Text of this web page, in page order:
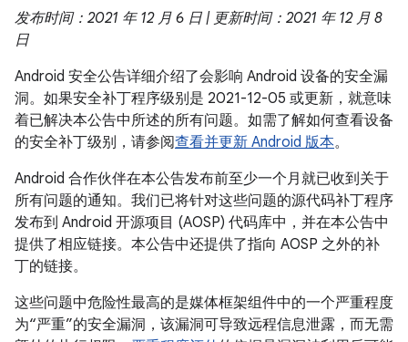
发布时间：2021 年 12 月 6 日 | 更新时间：2021 年 12 月 8
日
Android 安全公告详细介绍了会影响 Android 设备的安全漏
洞。如果安全补丁程序级别是 2021-12-05 或更新，就意味
着已解决本公告中所述的所有问题。如需了解如何查看设备
的安全补丁级别，请参阅查看并更新 Android 版本。
Android 合作伙伴在本公告发布前至少一个月就已收到关于
所有问题的通知。我们已将针对这些问题的源代码补丁程序
发布到 Android 开源项目 (AOSP) 代码库中，并在本公告中
提供了相应链接。本公告中还提供了指向 AOSP 之外的补
丁的链接。
这些问题中危险性最高的是媒体框架组件中的一个严重程度
为“严重”的安全漏洞，该漏洞可导致远程信息泄露，而无需